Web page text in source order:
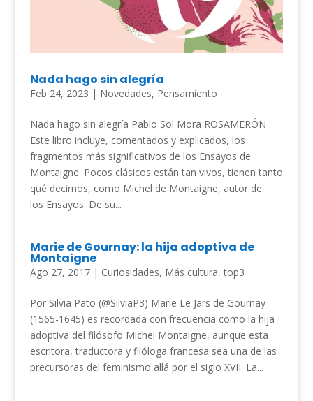
Nada hago sin alegría
Feb 24, 2023 | Novedades, Pensamiento
Nada hago sin alegría Pablo Sol Mora ROSAMERÓN
Este libro incluye, comentados y explicados, los
fragmentos más significativos de los Ensayos de
Montaigne. Pocos clásicos están tan vivos, tienen tanto
qué decirnos, como Michel de Montaigne, autor de
los Ensayos. De su...
Marie de Gournay: la hija adoptiva de
Montaigne
Ago 27, 2017| Curiosidades, Más cultura,top3
Por Silvia Pato (@SilviaP3) Marie Le Jars de Gournay
(1565-1645) es recordada con frecuencia como la hija
adoptiva del filósofo Michel Montaigne, aunque esta
escritora, traductora y filóloga francesa sea una de las
precursoras del feminismo allá por el siglo XVII. La...